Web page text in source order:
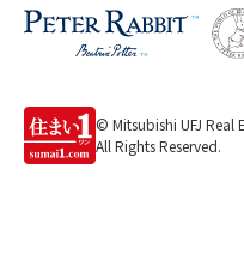
© Mitsubishi UFJ Real
All Rights Reserved.